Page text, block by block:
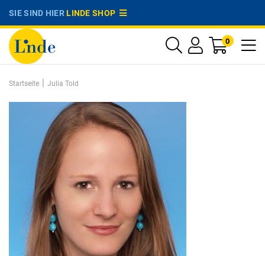
SIE SIND HIERLINDE SHOP
0
Startseite | Julia Told